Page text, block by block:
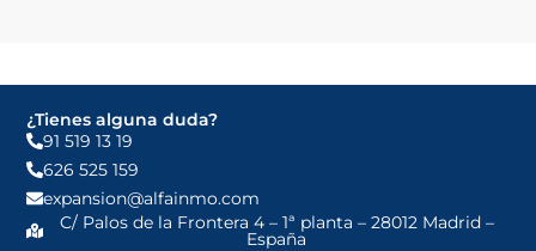
¿Tienes alguna duda?
91 519 13 19
626 525 159
expansion@alfainmo.com
C/ Palos de la Frontera 4 – 1ª planta – 28012 Madrid –
España